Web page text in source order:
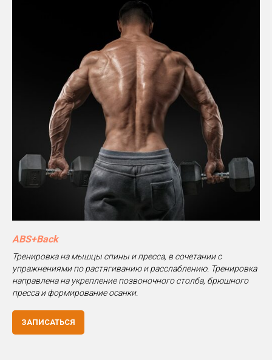
ABS+Back
Тренировка на мышцы спины и пресса, в сочетании с
упражнениями по растягиванию и расслаблению. Тренировка
направлена на укрепление позвоночного столба, брюшного
пресса и формирование осанки.
ЗАПИСАТЬСЯ